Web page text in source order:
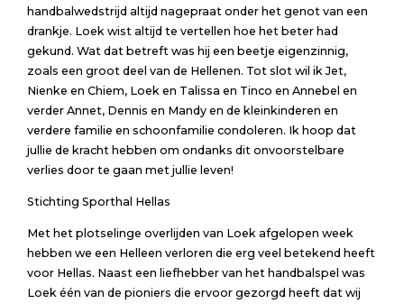
handbalwedstrijd altijd nagepraat onder het genot van een
drankje. Loek wist altijd te vertellen hoe het beter had
gekund. Wat dat betreft was hij een beetje eigenzinnig,
zoals een groot deel van de Hellenen. Tot slot wil ik Jet,
Nienke en Chiem, Loek en Talissa en Tinco en Annebel en
verder Annet, Dennis en Mandy en de kleinkinderen en
verdere familie en schoonfamilie condoleren. Ik hoop dat
jullie de kracht hebben om ondanks dit onvoorstelbare
verlies door te gaan met jullie leven!
Stichting Sporthal Hellas
Met het plotselinge overlijden van Loek afgelopen week
hebben we een Helleen verloren die erg veel betekend heeft
voor Hellas. Naast een liefhebber van het handbalspel was
Loek één van de pioniers die ervoor gezorgd heeft dat wij